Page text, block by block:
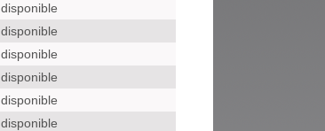
disponible
disponible
disponible
disponible
disponible
disponible